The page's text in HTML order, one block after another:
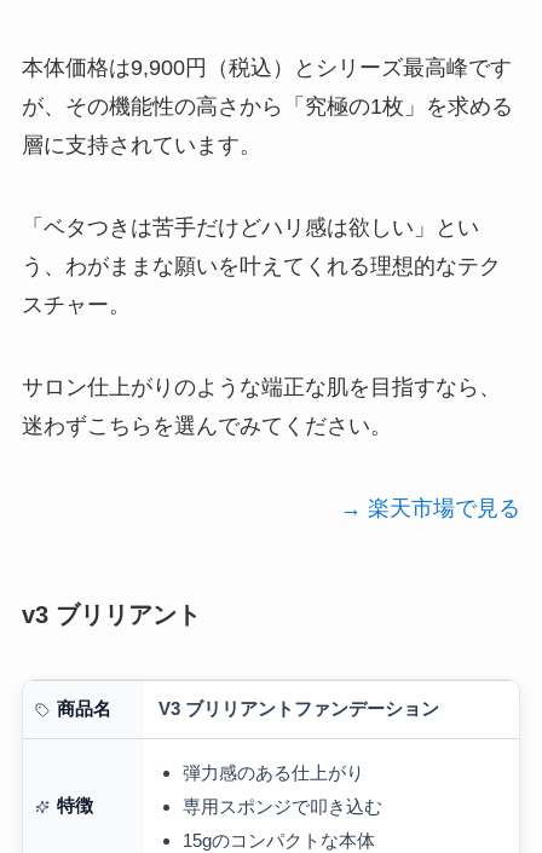
本体価格は9,900円（税込）とシリーズ最高峰です
が、その機能性の高さから「究極の1枚」を求める
層に支持されています。
「ベタつきは苦手だけどハリ感は欲しい」とい
う、わがままな願いを叶えてくれる理想的なテク
スチャー。
サロン仕上がりのような端正な肌を目指すなら、
迷わずこちらを選んでみてください。
→ 楽天市場で見る
v3 ブリリアント
商品名 V3 ブリリアントファンデーション
特徴
弾力感のある仕上がり
専用スポンジで叩き込む
15gのコンパクトな本体